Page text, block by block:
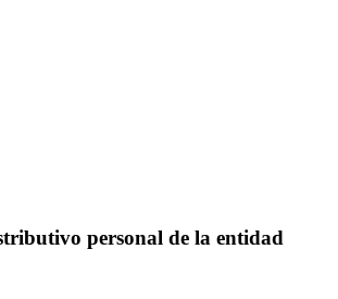
personal de la entidad